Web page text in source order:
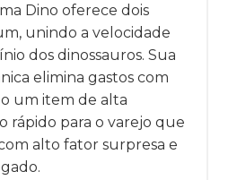
Dino oferece dois
unindo a velocidade
dos dinossauros. Sua
elimina gastos com
um item de alta
rápido para o varejo que
alto fator surpresa e